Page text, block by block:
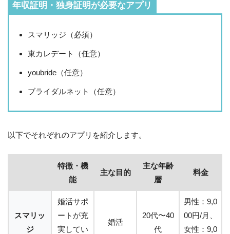
年収証明・独身証明が必要なアプリ
スマリッジ（必須）
東カレデート（任意）
youbride（任意）
ブライダルネット（任意）
以下でそれぞれのアプリを紹介します。
特徴・機
能
主な目的
主な年齢
層
料金
スマリッ
ジ
婚活サポ
ートが充
実してい
婚活
20代〜40
代
男性：9,0
00円/月、
女性：9,0